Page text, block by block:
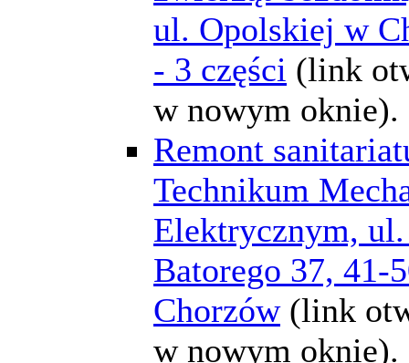
ul. Opolskiej w
- 3 części (link
w nowym oknie).
Remont
Technikum
Elektrycznym,
Batorego 37, 41-
Chorzów (link
w nowym oknie).